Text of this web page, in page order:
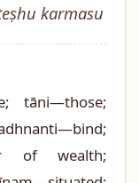
karmasu
tāni—those;
of wealth;